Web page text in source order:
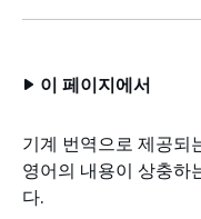
이 페이지에서
기계 번역으로 제공되
영어의 내용이 상충하
다.